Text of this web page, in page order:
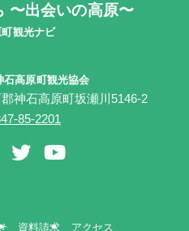
〜出会いの高原〜
観光ナビ
石高原町観光協会
神石高原町坂瀬川5146-2
85-2201
資料請求 アクセス